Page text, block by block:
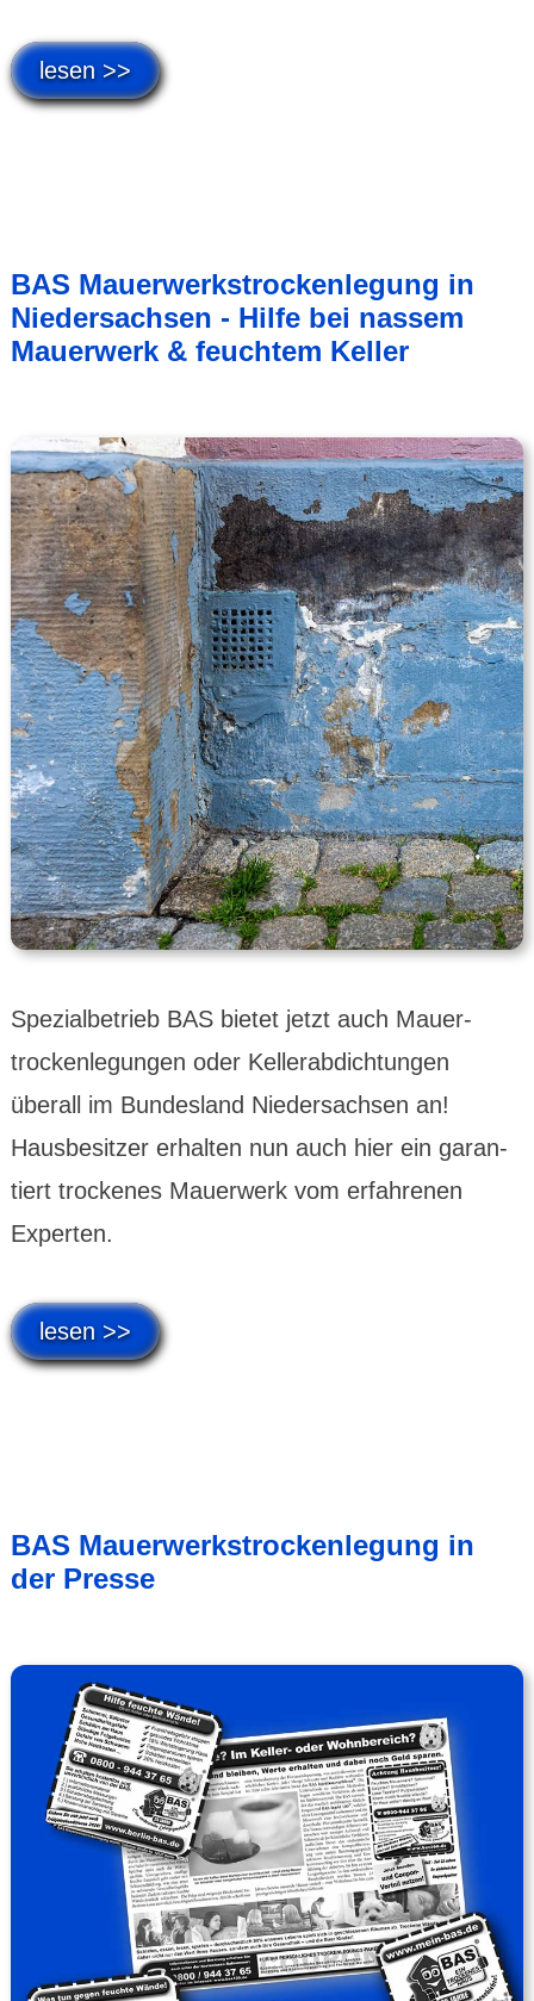
lesen >>
BAS Mauerwerkstrockenlegung in
Niedersachsen - Hilfe bei nassem
Mauerwerk & feuchtem Keller
Spezial­betrieb BAS bietet jetzt auch Mauer­
trocken­legungen oder Keller­abdich­tungen
überall im Bundes­land Nieder­sachsen an!
Hausbe­sitzer erhalten nun auch hier ein garan­
tiert trockenes Mauer­werk vom erfah­renen
Experten.
lesen >>
BAS Mauerwerkstrockenlegung in
der Presse